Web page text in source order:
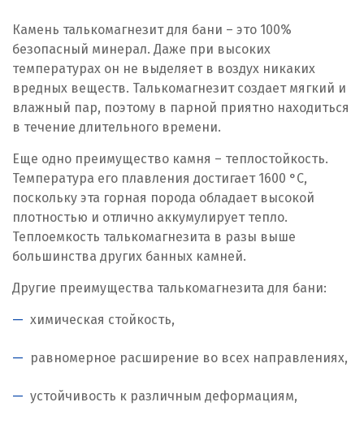
Камень талькомагнезит для бани – это 100%
безопасный минерал. Даже при высоких
температурах он не выделяет в воздух никаких
вредных веществ. Талькомагнезит создает мягкий и
влажный пар, поэтому в парной приятно находиться
в течение длительного времени.
Еще одно преимущество камня – теплостойкость.
Температура его плавления достигает 1600 °C,
поскольку эта горная порода обладает высокой
плотностью и отлично аккумулирует тепло.
Теплоемкость талькомагнезита в разы выше
большинства других банных камней.
Другие преимущества талькомагнезита для бани:
химическая стойкость,
равномерное расширение во всех направлениях,
устойчивость к различным деформациям,